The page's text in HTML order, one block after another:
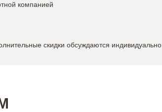
компанией
скидки обсуждаются индивидуально